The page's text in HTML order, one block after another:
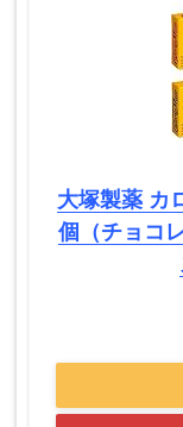
大塚製薬 カ
個（チョコ